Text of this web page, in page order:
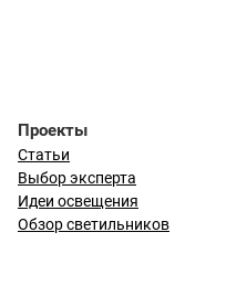
Проекты
Статьи
Выбор эксперта
Идеи освещения
Обзор светильников